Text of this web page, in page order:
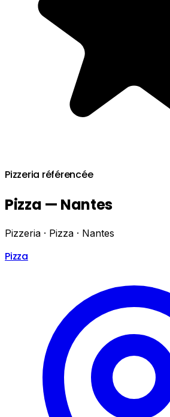
Pizzeria référencée
Pizza — Nantes
Pizzeria · Pizza · Nantes
Pizza